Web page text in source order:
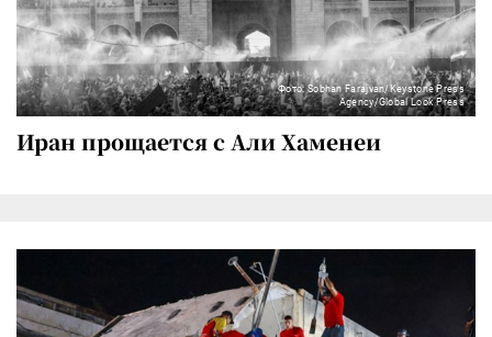
Фото: Sobhan Farajvan/Keystone Press
Agency/Global Look Press
Иран прощается с Али Хаменеи